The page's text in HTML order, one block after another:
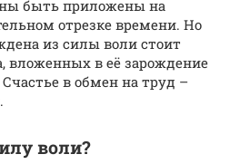
быть приложены на
отрезке времени. Но
из силы воли стоит
вложенных в её зарождение
в обмен на труд –
воли?